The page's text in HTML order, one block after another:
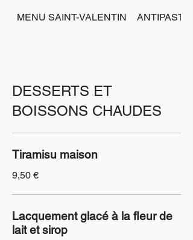
MENU SAINT-VALENTIN ANTIPASTI
DESSERTS ET
BOISSONS CHAUDES
Tiramisu maison
9,50 €
Lacquement glacé à la fleur de
lait et sirop